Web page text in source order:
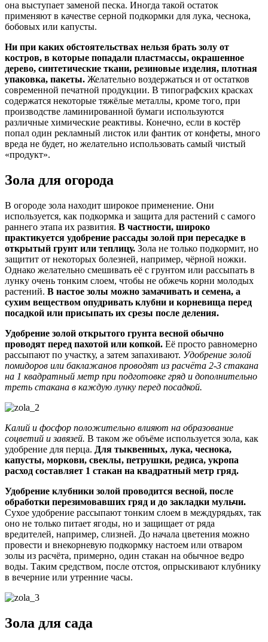
она выступает заменой песка. Иногда такой остаток
применяют в качестве серной подкормки для лука, чеснока,
бобовых или капусты.
Ни при каких обстоятельствах нельзя брать золу от
костров, в которые попадали пластмассы, окрашенное
дерево, синтетические ткани, резиновые изделия, плотная
упаковка, пакеты. Желательно воздержаться и от остатков
современной печатной продукции. В типографских красках
содержатся некоторые тяжёлые металлы, кроме того, при
производстве ламинированной бумаги используются
различные химические реактивы. Конечно, если в костёр
попал один рекламный листок или фантик от конфеты, много
вреда не будет, но желательно использовать самый чистый
«продукт».
Зола для огорода
В огороде зола находит широкое применение. Они
используется, как подкормка и защита для растений с самого
раннего этапа их развития. В частности, широко
практикуется удобрение рассады золой при пересадке в
открытый грунт или теплицу. Зола не только подкормит, но
защитит от некоторых болезней, например, чёрной ножки.
Однако желательно смешивать её с грунтом или рассыпать в
лунку очень тонким слоем, чтобы не обжечь корни молодых
растений. В настое золы можно замачивать и семена, а
сухим веществом опудривать клубни и корневища перед
посадкой или присыпать их срезы после деления.
Удобрение золой открытого грунта весной обычно
проводят перед пахотой или копкой. Её просто равномерно
рассыпают по участку, а затем запахивают. Удобрение золой
помидоров или баклажанов проводят из расчёта 2-3 стакана
на 1 квадратный метр при подготовке гряд и дополнительно
треть стакана в каждую лунку перед посадкой.
Калий и фосфор положительно влияют на образование
соцветий и завязей. В таком же объёме используется зола, как
удобрение для перца. Для тыквенных, лука, чеснока,
капусты, моркови, свеклы, петрушки, редиса, укропа
расход составляет 1 стакан на квадратный метр гряд.
Удобрение клубники золой проводится весной, после
обработки перезимовавших гряд и до закладки мульчи.
Сухое удобрение рассыпают тонким слоем в междурядьях, так
оно не только питает ягоды, но и защищает от ряда
вредителей, например, слизней. До начала цветения можно
провести и внекорневую подкормку настоем или отваром
золы из расчёта, примерно, один стакан на обычное ведро
воды. Таким средством, после отстоя, опрыскивают клубнику
в вечерние или утренние часы.
Зола для сада